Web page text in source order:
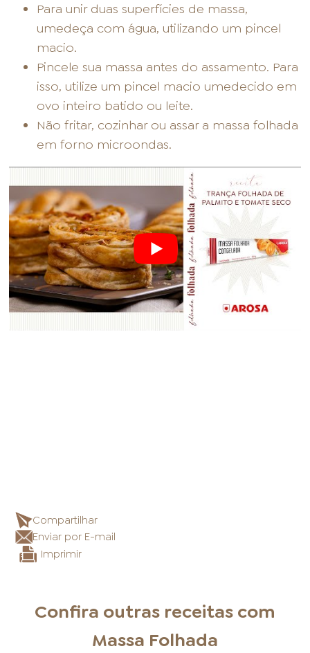
Para unir duas superfícies de massa,
umedeça com água, utilizando um pincel
macio.
Pincele sua massa antes do assamento. Para
isso, utilize um pincel macio umedecido em
ovo inteiro batido ou leite.
Não fritar, cozinhar ou assar a massa folhada
em forno microondas.
Compartilhar
Enviar por E-mail
Imprimir
Confira outras receitas com
Massa Folhada